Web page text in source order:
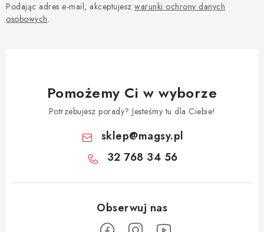
Podając adres e-mail, akceptujesz warunki ochrony danych
osobowych.
Pomożemy Ci w wyborze
Potrzebujesz porady? Jesteśmy tu dla Ciebie!
sklep@magsy.pl
32 768 34 56